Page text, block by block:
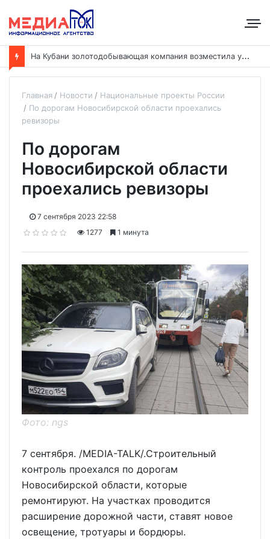
Н
а Кубани золотодобывающая компания возместила ущерб рекам на сумму почти 28 млн рублей
Главная Новости
Национальные проекты России
По дорогам Новосибирской области проехались
ревизоры
По дорогам
Новосибирской области
проехались ревизоры
7 сентября 2023 22:58
1277
1 минута
Фото: ngs
7 сентября. /MEDIA-TALK/.Строительный
контроль проехался по дорогам
Новосибирской области, которые
ремонтируют. На участках проводится
расширение дорожной части, ставят новое
освещение, тротуары и бордюры.